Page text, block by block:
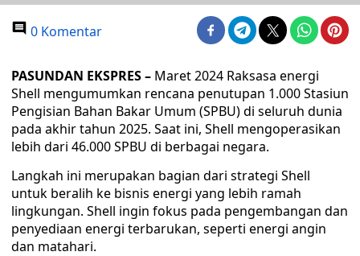
0 Komentar
PASUNDAN EKSPRES – Maret 2024 Raksasa energi
Shell mengumumkan rencana penutupan 1.000 Stasiun
Pengisian Bahan Bakar Umum (SPBU) di seluruh dunia
pada akhir tahun 2025. Saat ini, Shell mengoperasikan
lebih dari 46.000 SPBU di berbagai negara.
Langkah ini merupakan bagian dari strategi Shell
untuk beralih ke bisnis energi yang lebih ramah
lingkungan. Shell ingin fokus pada pengembangan dan
penyediaan energi terbarukan, seperti energi angin
dan matahari.